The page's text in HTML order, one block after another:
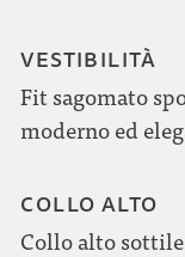
VESTIBILITÀ
Fit sagomato
moderno ed
COLLO ALTO
Collo alto